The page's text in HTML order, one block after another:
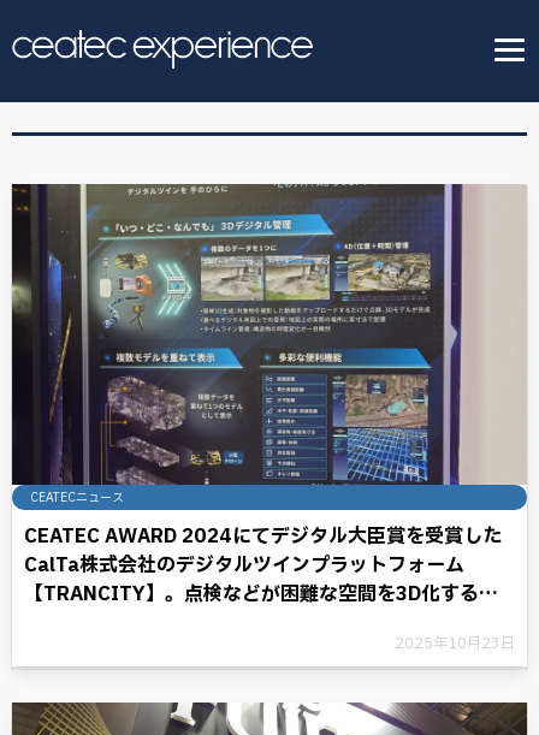
CEATECニュース
CEATEC AWARD 2024にてデジタル大臣賞を受賞した
CalTa株式会社のデジタルツインプラットフォーム
【TRANCITY】。点検などが困難な空間を3D化するこ
2025年10月23日